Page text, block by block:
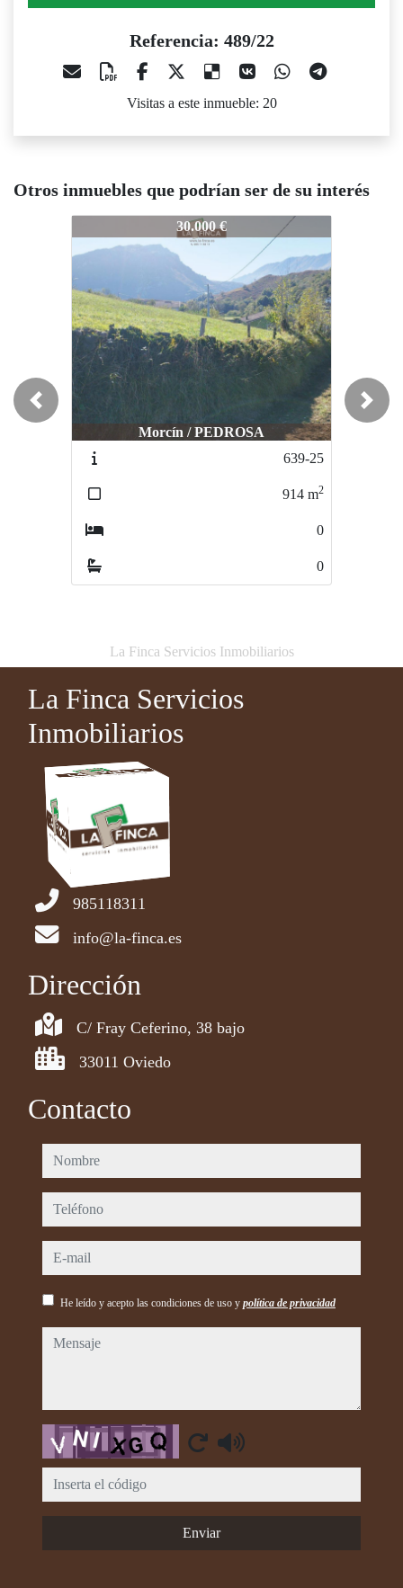
Referencia: 489/22
Visitas a este inmueble: 20
Otros inmuebles que podrían ser de su interés
30.000 €
Morcín / PEDROSA
639-25
m2
489/22 35.000 €
Morcín / PEDROSA
Previous Next
La Finca Servicios Inmobiliarios
La Finca Servicios
Inmobiliarios
985118311
info@la-finca.es
Dirección
C/ Fray Ceferino, 38 bajo
33011 Oviedo
Contacto
nombre
teléfono
e-mail
He leído y acepto las condiciones de uso y política de privacidad
mensaje
Captcha
Enviar